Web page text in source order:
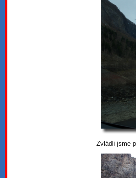
Zvládli jsme